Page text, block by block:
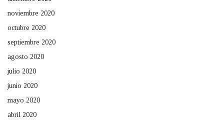
noviembre 2020
octubre 2020
septiembre 2020
agosto 2020
julio 2020
junio 2020
mayo 2020
abril 2020